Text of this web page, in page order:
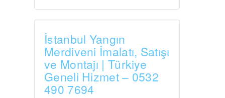
İstanbul Yangın
Merdiveni İmalatı, Satışı
ve Montajı | Türkiye
Geneli Hizmet – 0532
490 7694